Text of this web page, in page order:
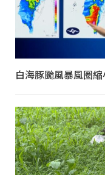
白海豚颱風暴風圈